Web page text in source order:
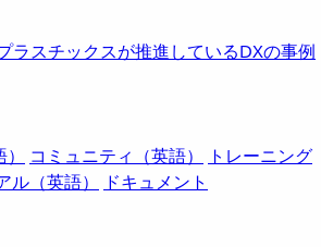
ラスチックスが推進しているDXの事例
コミュニティ（英語）
トレーニング
ル（英語）
ドキュメント